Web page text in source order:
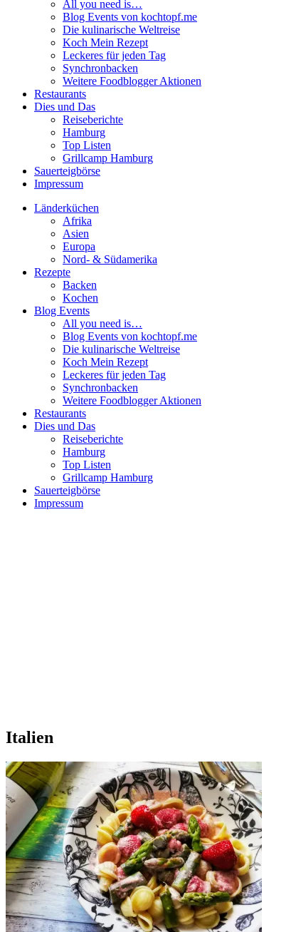
All you need is…
Blog Events von kochtopf.me
Die kulinarische Weltreise
Koch Mein Rezept
Leckeres für jeden Tag
Synchronbacken
Weitere Foodblogger Aktionen
Restaurants
Dies und Das
Reiseberichte
Hamburg
Top Listen
Grillcamp Hamburg
Sauerteigbörse
Impressum
Länderküchen
Afrika
Asien
Europa
Nord- & Südamerika
Rezepte
Backen
Kochen
Blog Events
All you need is…
Blog Events von kochtopf.me
Die kulinarische Weltreise
Koch Mein Rezept
Leckeres für jeden Tag
Synchronbacken
Weitere Foodblogger Aktionen
Restaurants
Dies und Das
Reiseberichte
Hamburg
Top Listen
Grillcamp Hamburg
Sauerteigbörse
Impressum
Italien